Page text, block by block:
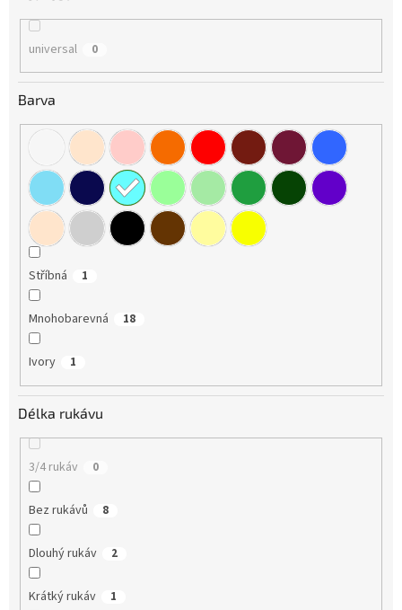
universal 0
Barva
Stříbná 1
Mnohobarevná 18
Ivory 1
Délka rukávu
3/4 rukáv 0
Bez rukávů 8
Dlouhý rukáv 2
Krátký rukáv 1